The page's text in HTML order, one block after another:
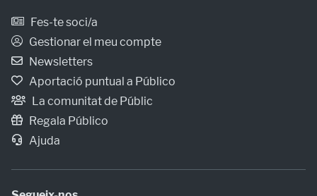
Fes-te soci/a
Gestionar el meu compte
Newsletters
Aportació puntual a Público
La comunitat de Públic
Regala Público
Ajuda